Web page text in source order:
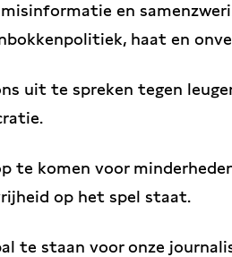
misinformatie en
haat en
uit te spreken tegen
te komen voor
op het spel staat.
te staan voor onze